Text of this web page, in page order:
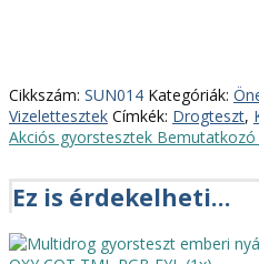
Cikkszám: SUN014 Kategóriák:
Vizelettesztek Címkék: Drogteszt,
Akciós gyorstesztek Bemutatkozó
Ez is érdekelheti…